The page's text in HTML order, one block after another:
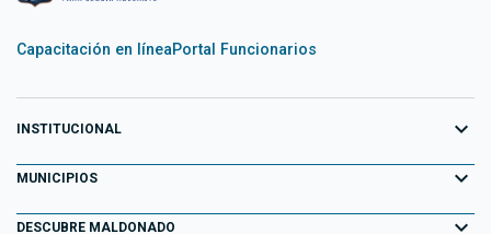
Capacitación en líneaPortal Funcionarios
INSTITUCIONAL expand_more
Equipo de Gobierno
Primeros 100 días
MUNICIPIOS expand_more
Aiguá
DESCUBRE MALDONADO expand_more